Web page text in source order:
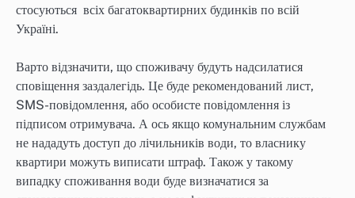
стосуються всіх багатоквартирних будинків по всій
Україні.
Варто відзначити, що споживачу будуть надсилатися
сповіщення заздалегідь. Це буде рекомендований лист,
SMS-повідомлення, або особисте повідомлення із
підписом отримувача. А ось якщо комунальним службам
не нададуть доступ до лічильників води, то власнику
квартири можуть виписати штраф. Також у такому
випадку споживання води буде визначатися за